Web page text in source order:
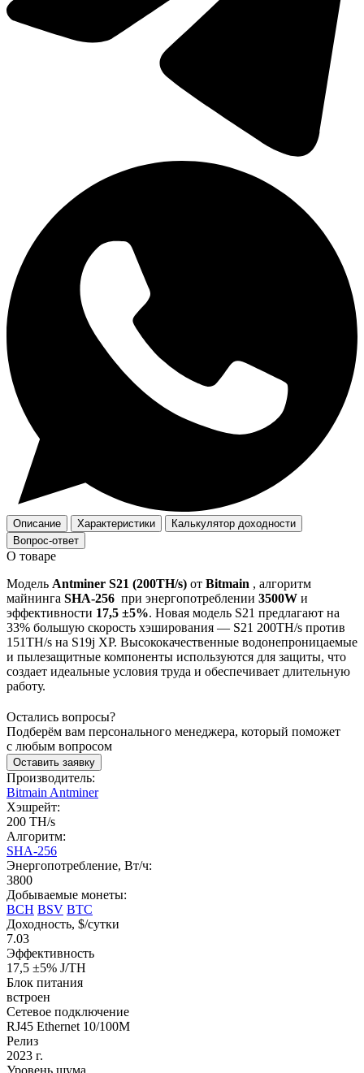
Описание Характеристики
Калькулятор доходности
Вопрос-ответ
О товаре
Модель Antminer S21 (200TH/s) от Bitmain , алгоритм
майнинга SHA-256 при энергопотреблении 3500W и
эффективности 17,5 ±5%. Новая модель S21 предлагают на
33% большую скорость хэширования — S21 200TH/s против
151TH/s на S19j XP. Высококачественные водонепроницаемые
и пылезащитные компоненты используются для защиты, что
создает идеальные условия труда и обеспечивает длительную
работу.
Остались вопросы?
Подберём вам персонального менеджера, который поможет
с любым вопросом
Оставить заявку
Производитель:
Bitmain Antminer
Хэшрейт:
200 TH/s
Алгоритм:
SHA-256
Энергопотребление, Вт/ч:
3800
Добываемые монеты:
BCH BSV BTC
Доходность, $/сутки
7.03
Эффективность
17,5 ±5% J/TH
Блок питания
встроен
Cетевое подключение
RJ45 Ethernet 10/100M
Релиз
2023 г.
Уровень шума